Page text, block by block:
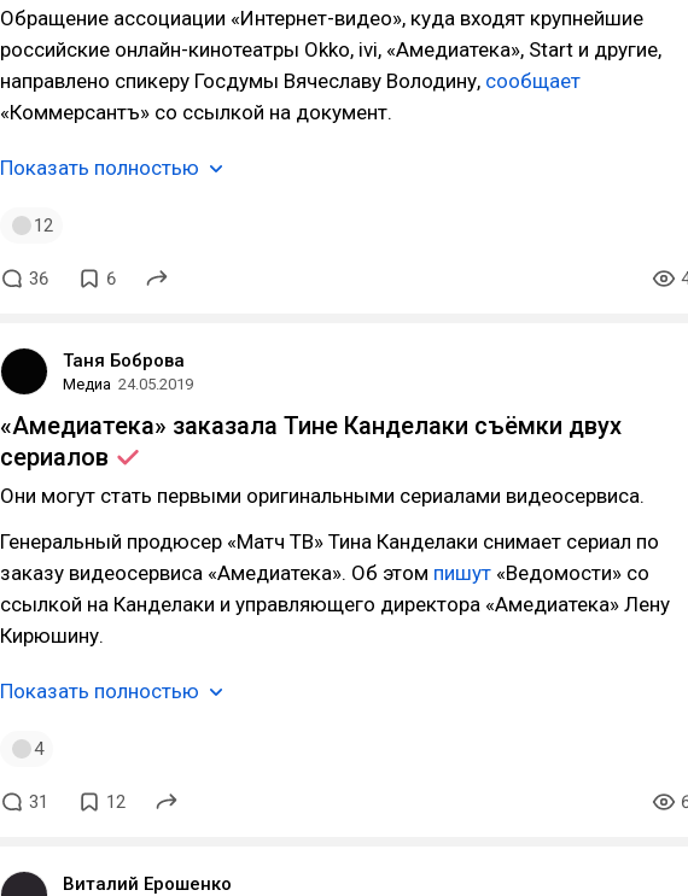
Обращение ассоциации «Интернет-видео», куда входят крупнейшие
российские онлайн-кинотеатры Okko, ivi, «Амедиатека», Start и другие,
направлено спикеру Госдумы Вячеславу Володину, сообщает
«Коммерсантъ» со ссылкой на документ.
Показать полностью
12
36 6
Таня Боброва
Медиа 24.05.2019
«Амедиатека» заказала Тине Канделаки съёмки двух
сериалов
Они могут стать первыми оригинальными сериалами видеосервиса.
Генеральный продюсер «Матч ТВ» Тина Канделаки снимает сериал по
заказу видеосервиса «Амедиатека». Об этом пишут «Ведомости» со
ссылкой на Канделаки и управляющего директора «Амедиатека» Лену
Кирюшину.
Показать полностью
4
31 12
Виталий Ерошенко